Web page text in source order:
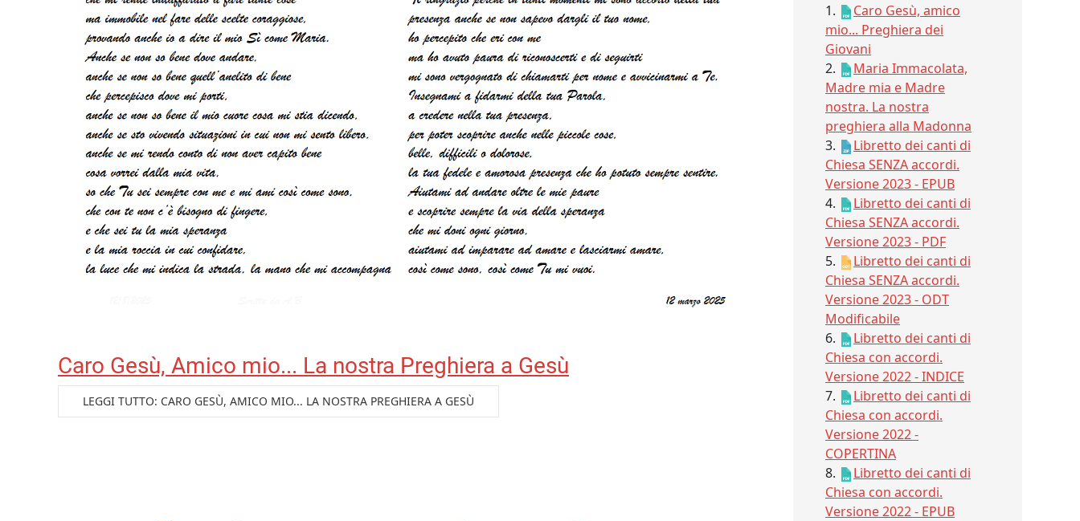
Caro Gesù, Amico mio... La nostra Preghiera a Gesù
LEGGI TUTTO: CARO GESÙ, AMICO MIO... LA NOSTRA PREGHIERA A GESÙ
1.
Caro Gesù, amico
mio... Preghiera dei
Giovani
2.
Maria Immacolata,
Madre mia e Madre
nostra. La nostra
preghiera alla Madonna
3.
Libretto dei canti di
Chiesa SENZA accordi.
Versione 2023 - EPUB
4.
Libretto dei canti di
Chiesa SENZA accordi.
Versione 2023 - PDF
5.
Libretto dei canti di
Chiesa SENZA accordi.
Versione 2023 - ODT
Modificabile
6.
Libretto dei canti di
Chiesa con accordi.
Versione 2022 - INDICE
7.
Libretto dei canti di
Chiesa con accordi.
Versione 2022 -
COPERTINA
8.
Libretto dei canti di
Chiesa con accordi.
Versione 2022 - EPUB